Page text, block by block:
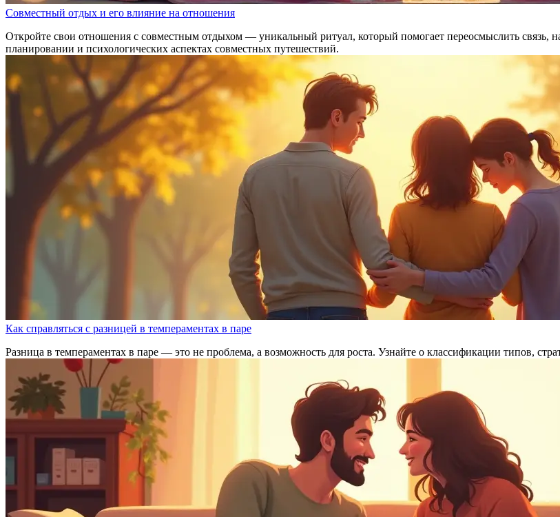
Совместный отдых и его влияние на отношения
Откройте свои отношения с совместным отдыхом — уникальный ритуал, который помогает переосмыслить связь,
планировании и психологических аспектах совместных путешествий.
Как справляться с разницей в темпераментах в паре
Разница в темпераментах в паре — это не проблема, а возможность для роста. Узнайте о классификации типов,